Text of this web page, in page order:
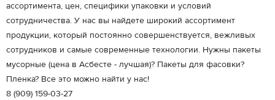
ассортимента, цен, специфики упаковки и условий
сотрудничества. У нас вы найдете широкий ассортимент
продукции, который постоянно совершенствуется, вежливых
сотрудников и самые современные технологии. Нужны пакеты
мусорные (цена в Асбесте - лучшая)? Пакеты для фасовки?
Пленка? Все это можно найти у нас!
8 (909) 159-03-27